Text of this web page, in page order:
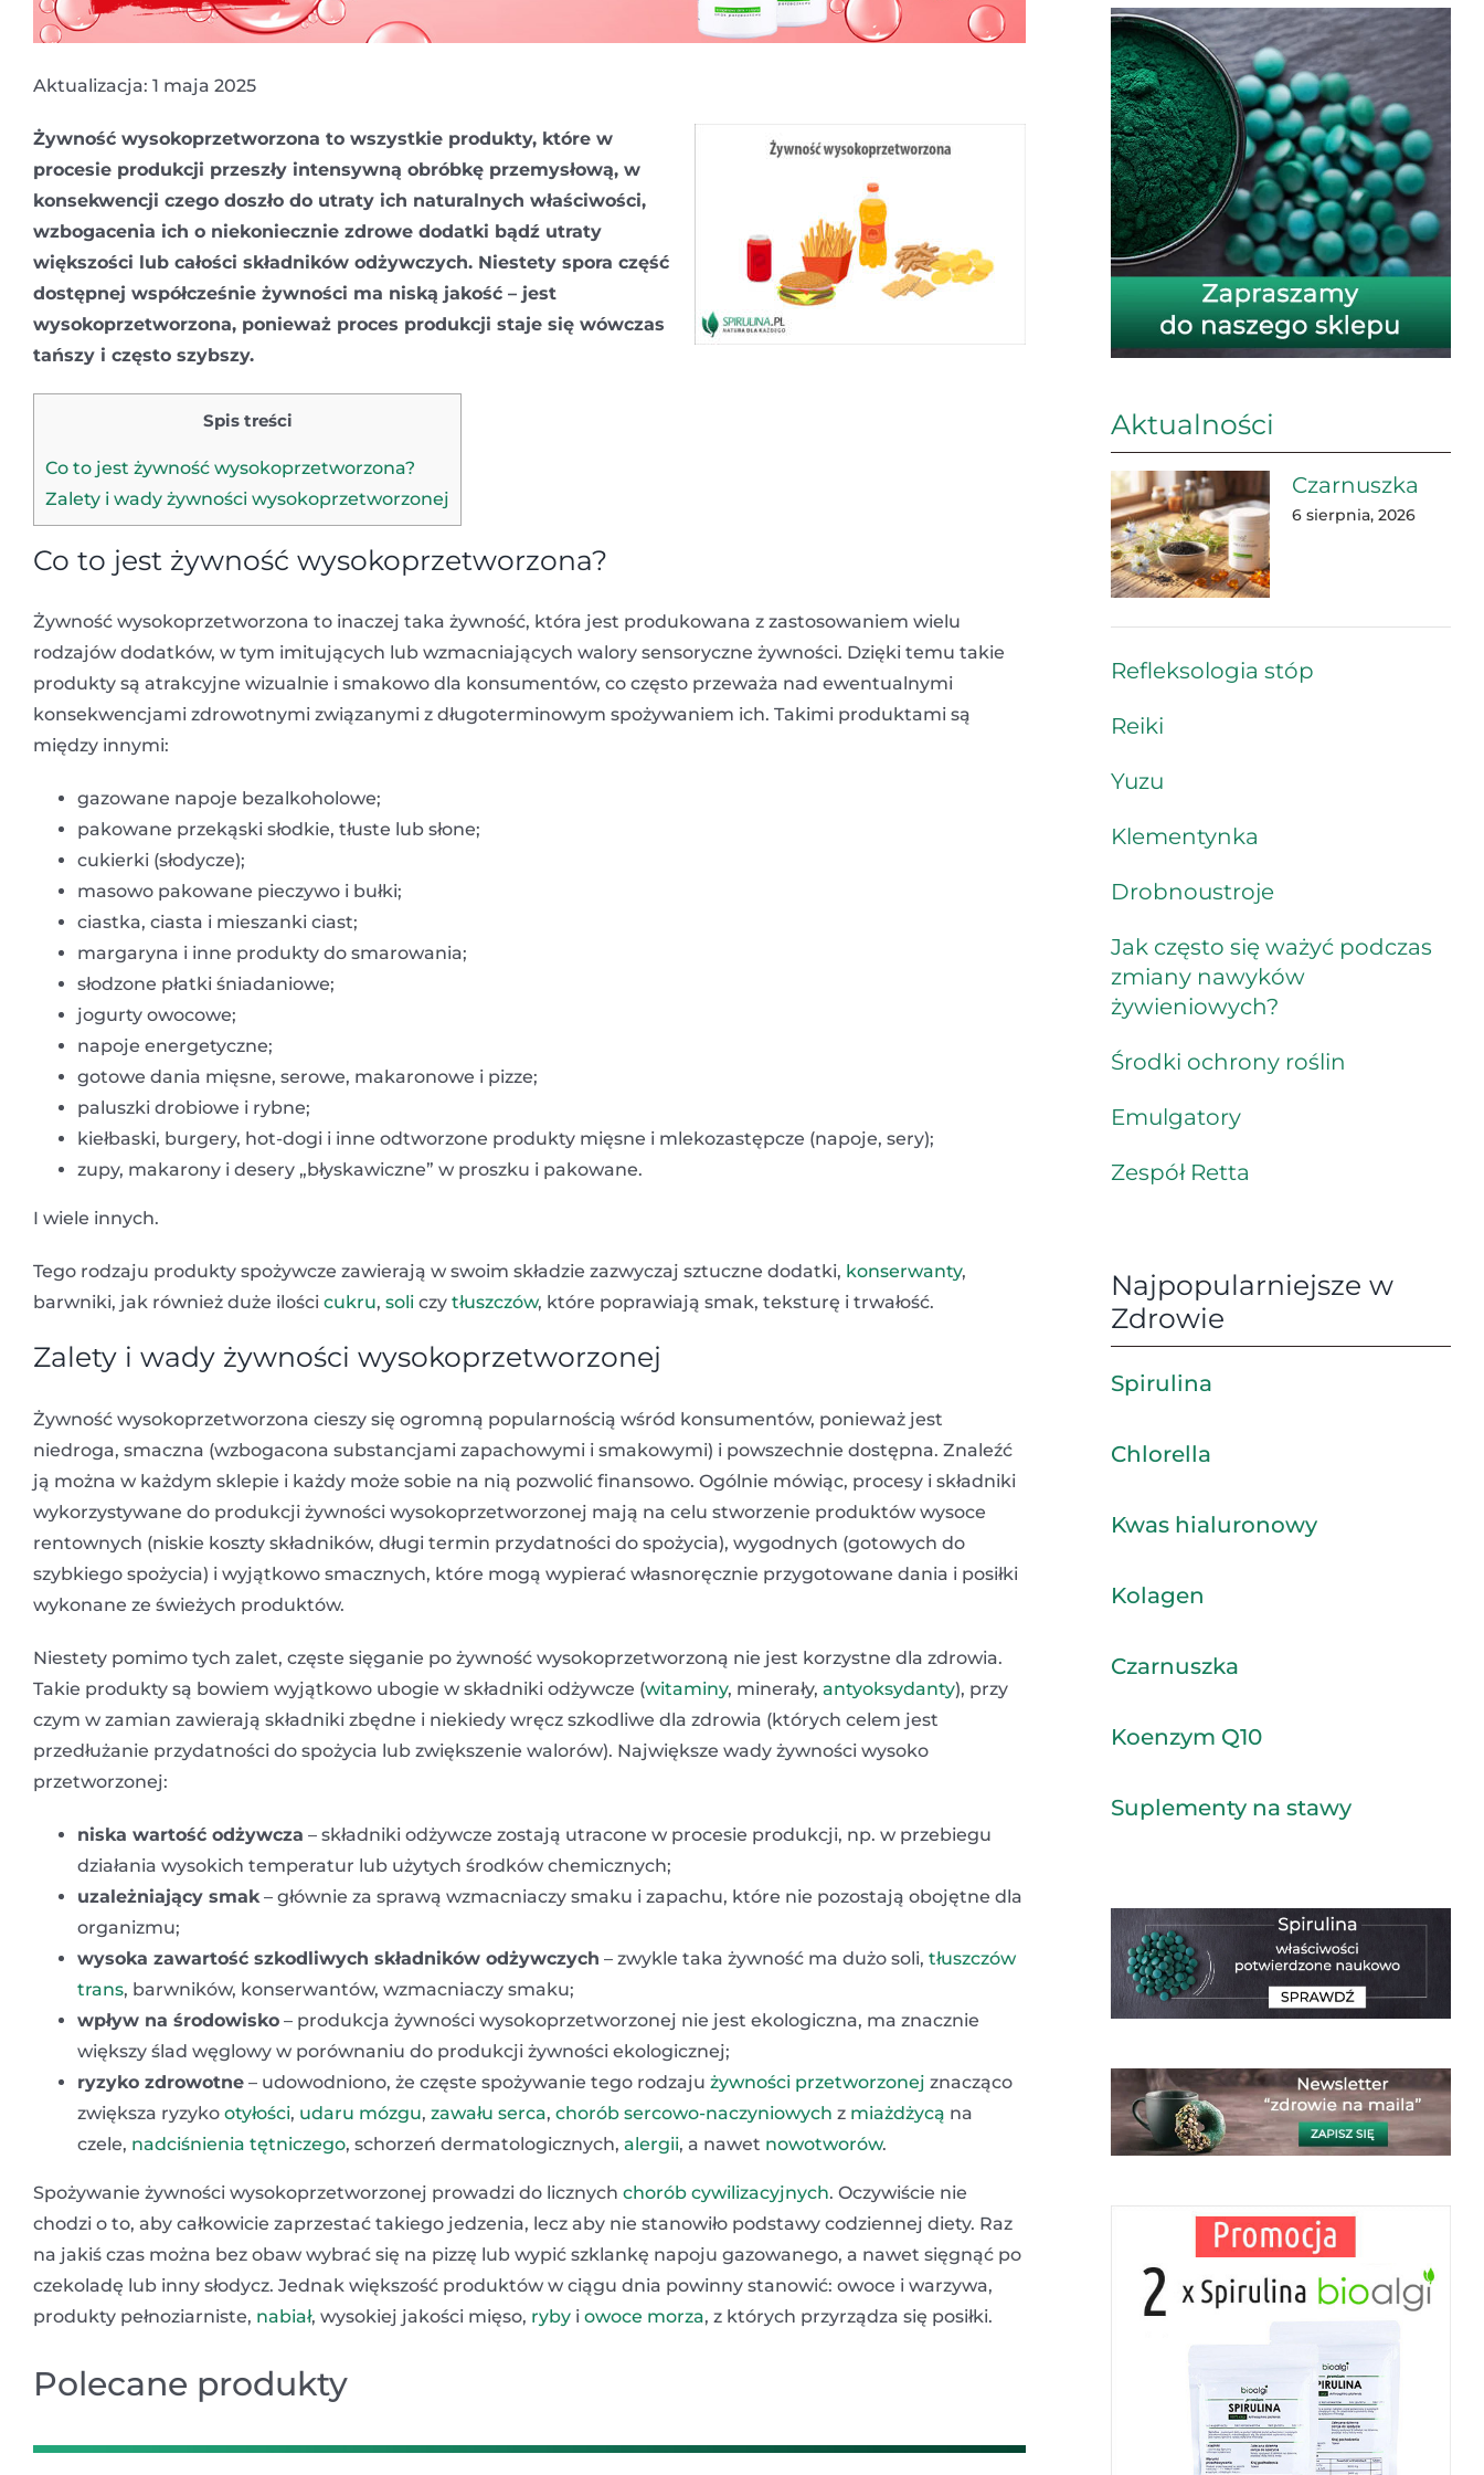
Aktualizacja: 1 maja 2025
Żywność wysokoprzetworzona to wszystkie produkty, które w
procesie produkcji przeszły intensywną obróbkę przemysłową, w
konsekwencji czego doszło do utraty ich naturalnych właściwości,
wzbogacenia ich o niekoniecznie zdrowe dodatki bądź utraty
większości lub całości składników odżywczych. Niestety spora część
dostępnej współcześnie żywności ma niską jakość – jest
wysokoprzetworzona, ponieważ proces produkcji staje się wówczas
tańszy i często szybszy.
Spis treści
Co to jest żywność wysokoprzetworzona?
Zalety i wady żywności wysokoprzetworzonej
Co to jest żywność wysokoprzetworzona?
Żywność wysokoprzetworzona to inaczej taka żywność, która jest produkowana z zastosowaniem wielu
rodzajów dodatków, w tym imitujących lub wzmacniających walory sensoryczne żywności. Dzięki temu takie
produkty są atrakcyjne wizualnie i smakowo dla konsumentów, co często przeważa nad ewentualnymi
konsekwencjami zdrowotnymi związanymi z długoterminowym spożywaniem ich. Takimi produktami są
między innymi:
gazowane napoje bezalkoholowe;
pakowane przekąski słodkie, tłuste lub słone;
cukierki (słodycze);
masowo pakowane pieczywo i bułki;
ciastka, ciasta i mieszanki ciast;
margaryna i inne produkty do smarowania;
słodzone płatki śniadaniowe;
jogurty owocowe;
napoje energetyczne;
gotowe dania mięsne, serowe, makaronowe i pizze;
paluszki drobiowe i rybne;
kiełbaski, burgery, hot-dogi i inne odtworzone produkty mięsne i mlekozastępcze (napoje, sery);
zupy, makarony i desery „błyskawiczne” w proszku i pakowane.
I wiele innych.
Tego rodzaju produkty spożywcze zawierają w swoim składzie zazwyczaj sztuczne dodatki, konserwanty,
barwniki, jak również duże ilości cukru, soli czy tłuszczów, które poprawiają smak, teksturę i trwałość.
Zalety i wady żywności wysokoprzetworzonej
Żywność wysokoprzetworzona cieszy się ogromną popularnością wśród konsumentów, ponieważ jest
niedroga, smaczna (wzbogacona substancjami zapachowymi i smakowymi) i powszechnie dostępna. Znaleźć
ją można w każdym sklepie i każdy może sobie na nią pozwolić finansowo. Ogólnie mówiąc, procesy i składniki
wykorzystywane do produkcji żywności wysokoprzetworzonej mają na celu stworzenie produktów wysoce
rentownych (niskie koszty składników, długi termin przydatności do spożycia), wygodnych (gotowych do
szybkiego spożycia) i wyjątkowo smacznych, które mogą wypierać własnoręcznie przygotowane dania i posiłki
wykonane ze świeżych produktów.
Niestety pomimo tych zalet, częste sięganie po żywność wysokoprzetworzoną nie jest korzystne dla zdrowia.
Takie produkty są bowiem wyjątkowo ubogie w składniki odżywcze (witaminy, minerały, antyoksydanty), przy
czym w zamian zawierają składniki zbędne i niekiedy wręcz szkodliwe dla zdrowia (których celem jest
przedłużanie przydatności do spożycia lub zwiększenie walorów). Największe wady żywności wysoko
przetworzonej:
niska wartość odżywcza – składniki odżywcze zostają utracone w procesie produkcji, np. w przebiegu
działania wysokich temperatur lub użytych środków chemicznych;
uzależniający smak – głównie za sprawą wzmacniaczy smaku i zapachu, które nie pozostają obojętne dla
organizmu;
wysoka zawartość szkodliwych składników odżywczych – zwykle taka żywność ma dużo soli, tłuszczów
trans, barwników, konserwantów, wzmacniaczy smaku;
wpływ na środowisko – produkcja żywności wysokoprzetworzonej nie jest ekologiczna, ma znacznie
większy ślad węglowy w porównaniu do produkcji żywności ekologicznej;
ryzyko zdrowotne – udowodniono, że częste spożywanie tego rodzaju żywności przetworzonej znacząco
zwiększa ryzyko otyłości, udaru mózgu, zawału serca, chorób sercowo-naczyniowych z miażdżycą na
czele, nadciśnienia tętniczego, schorzeń dermatologicznych, alergii, a nawet nowotworów.
Spożywanie żywności wysokoprzetworzonej prowadzi do licznych chorób cywilizacyjnych. Oczywiście nie
chodzi o to, aby całkowicie zaprzestać takiego jedzenia, lecz aby nie stanowiło podstawy codziennej diety. Raz
na jakiś czas można bez obaw wybrać się na pizzę lub wypić szklankę napoju gazowanego, a nawet sięgnąć po
czekoladę lub inny słodycz. Jednak większość produktów w ciągu dnia powinny stanowić: owoce i warzywa,
produkty pełnoziarniste, nabiał, wysokiej jakości mięso, ryby i owoce morza, z których przyrządza się posiłki.
Polecane produkty
Aktualności
Czarnuszka
6 sierpnia, 2026
Refleksologia stóp
Reiki
Yuzu
Klementynka
Drobnoustroje
Jak często się ważyć podczas
zmiany nawyków
żywieniowych?
Środki ochrony roślin
Emulgatory
Zespół Retta
Najpopularniejsze w
Zdrowie
Spirulina
Chlorella
Kwas hialuronowy
Kolagen
Czarnuszka
Koenzym Q10
Suplementy na stawy